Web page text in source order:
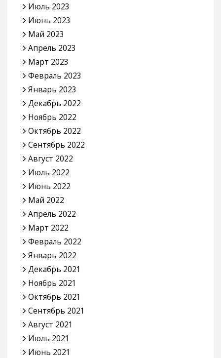
Июль 2023
Июнь 2023
Май 2023
Апрель 2023
Март 2023
Февраль 2023
Январь 2023
Декабрь 2022
Ноябрь 2022
Октябрь 2022
Сентябрь 2022
Август 2022
Июль 2022
Июнь 2022
Май 2022
Апрель 2022
Март 2022
Февраль 2022
Январь 2022
Декабрь 2021
Ноябрь 2021
Октябрь 2021
Сентябрь 2021
Август 2021
Июль 2021
Июнь 2021